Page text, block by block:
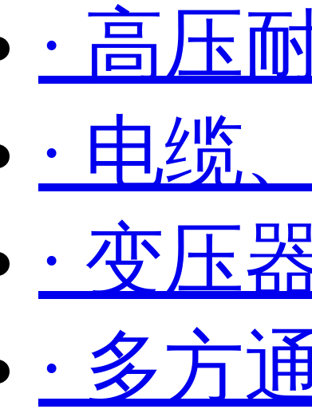
· 高压
· 电缆
· 变压
· 多方